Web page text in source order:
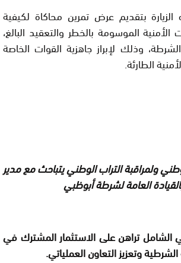
بتقديم عرض تمرين محاكاة لكيفية
الموسومة بالخطر والتعقيد البالغ،
وذلك لإبراز جاهزية القوات الخاصة
الطارئة.
ولمراقبة التراب الوطني يتباحث مع مدير
العامة لشرطة أبوظبي
الشامل تراهن على الاستثمار المشترك في
وتعزيز التعاون العملياتي.